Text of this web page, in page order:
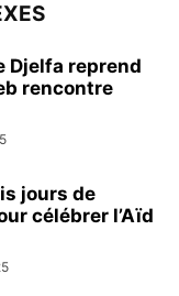
Djelfa reprend
rencontre
jours de
célébrer l’Aïd